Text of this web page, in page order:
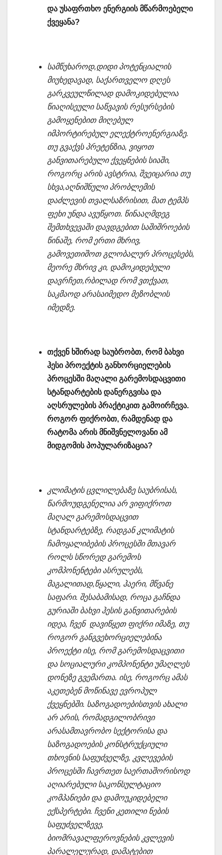
და უსაფრთხო ენერგიის მწარმოებელი
ქვეყანა?
სამწუხაროდ,დიდი პოტენციალის
მიუხედავად, საქართველო დღეს
გარკვეულწილად დამოკიდებულია
წიაღისეული საწვავის რესურსების
გამოყენებით მიღებულ
იმპორტირებულ ელექტროენერგიაზე.
თუ გვაქვს პრეტენზია, ვიყოთ
განვითარებული ქვეყნების სიაში,
როგორც არის ავსტრია, შვეიცარია თუ
სხვა,აღნიშნული პრობლემის
დაძლევის თვალსაზრისით, მათ ტემპს
ფეხი უნდა ავუწყოთ. წინააღმდეგ
შემთხვევაში დავდგებით საშიშროების
წინაშე, რომ ერთი მხრივ,
გამოვეთიშოთ გლობალურ პროცესებს,
მეორე მხრივ კი, დამოკიდებული
დავრჩეთ,რბილად რომ ვთქვათ,
საკმაოდ არასაიმედო მეზობლის
იმედზე.
თქვენ ხშირად საუბრობთ, რომ ბახვი
ჰესი პროექტის განხორციელების
პროცესში მაღალი გარემოსდაცვითი
სტანდარტების დანერგვისა და
აღსრულების პრაქტიკით გამოირჩევა.
როგორ ფიქრობთ, რამდენად და
რატომა არის მნიშვნელოვანი ამ
მიდგომის პოპულარიზაცია?
კლიმატის ცვლილებაზე საუბრისას,
წარმოუდგენელია არ ვიფიქროთ
მაღალ გარემოსდაცვით
სტანდარტებზე, რადგან კლიმატის
ჩამოყალიბების პროცესში მთავარ
როლს სწორედ გარემოს
კომპონენტები ასრულებს,
მაგალითად,წყალი, ჰაერი, მწვანე
საფარი. შესაბამისად, როცა გაჩნდა
გურიაში ბახვი ჰესის განვითარების
იდეა, ჩვენ დავიწყეთ ფიქრი იმაზე, თუ
როგორ განგვეხორციელებინა
პროექტი ისე, რომ გარემოსდაცვითი
და სოციალური კომპონენტი უმაღლეს
დონეზე გვემართა. ისე, როგორც ამას
აკეთებენ მოწინავე ევროპულ
ქვეყნებში. საზოგადოებისთვის ახალი
არ არის, რომადგილობრივი
არასამთავრობო სექტორისა და
საზოგადოების კონსტრუქციული
თხოვნის საფუძველზე, კვლევების
პროცესში ჩავრთეთ საერთაშორისოდ
აღიარებული საკონსულტაციო
კომპანიები და დამოუკიდებელი
ექსპერტები. ჩვენი კეთილი ნების
საფუძველზევე,
ბიომრავალფეროვნების კვლევის
პარალელურად, დამატებით